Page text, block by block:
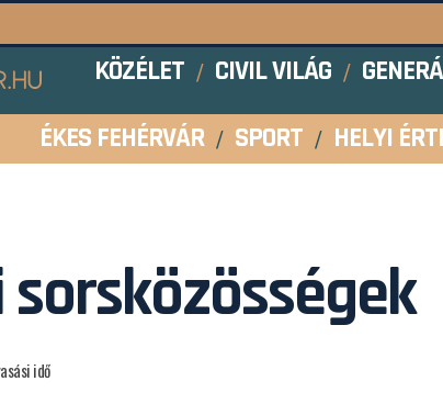
KÖZÉLET CIVIL VILÁG
ÉKES FEHÉRVÁR
SPORT HELYI
idő